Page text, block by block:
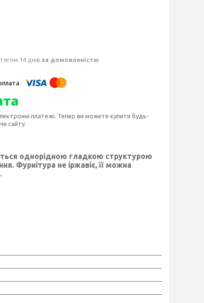
14 днів за домовленістю
платежі. Тепер ви можете купити будь-
сайту.
однорідною гладкою структурою
Фурнітура не іржавіє, її можна